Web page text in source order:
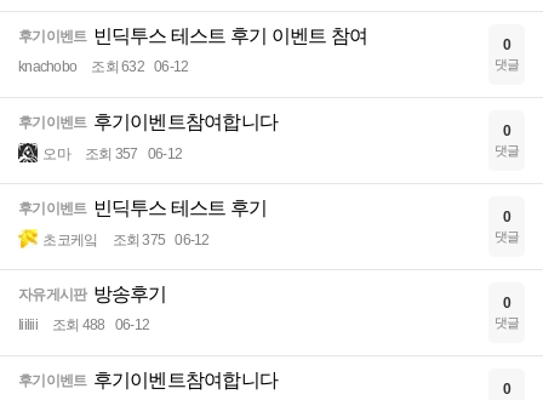
후기이벤트 빈딕투스 테스트 후기 이벤트 참여
knachobo 조회 632 06-12
0
댓글
후기이벤트 후기이벤트참여합니다
오마 조회 357 06-12
0
댓글
후기이벤트 빈딕투스 테스트 후기
초코케잌 조회 375 06-12
0
댓글
자유게시판 방송후기
Iiiliii 조회 488 06-12
0
댓글
후기이벤트 후기이벤트참여합니다 0